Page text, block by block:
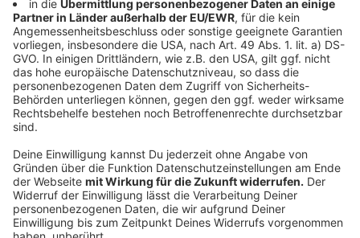
Filterblase. Wie möchten Sie dieser
Herausforderung begegnen?
Anzeige
Die Nutzung von Social Media hat unseren
Medienkonsum und –umgang grundlegend verändert.
Über alles, was geschieht, kann sofort berichtet
werden. Recherchearbeit kostet Zeit. Zeit die man
kaum hat, wenn man nicht den Anschluss verlieren
möchte. Auch die Plattformen, auf denen wir unsere
Meinungen anonym mitteilen können, sind zahlreich.